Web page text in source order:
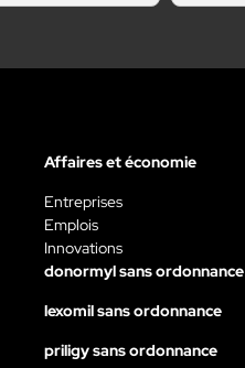
Affaires et économie
Entreprises
Emplois
Innovations
donormyl sans ordonnance
lexomil sans ordonnance
priligy sans ordonnance